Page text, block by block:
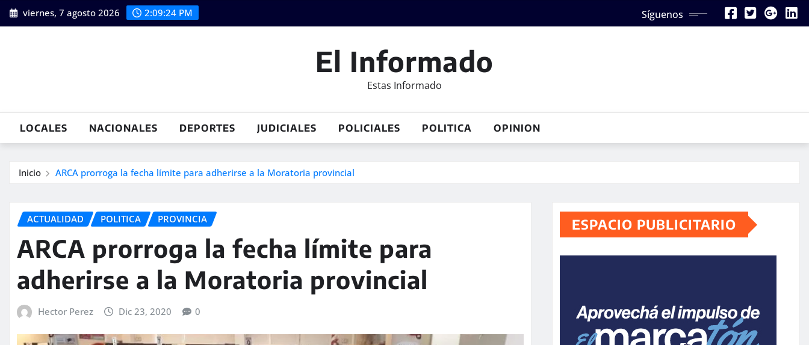
Saltar
al
viernes, 7 agosto 2026 2:09:25 PM Síguenos
El Informado
Estas Informado
LOCALES NACIONALES DEPORTES JUDICIALES POLICIALES POLITICA OPINION
Inicio ARCA prorroga la fecha límite para adherirse a la Moratoria provincial
ACTUALIDAD POLITICA PROVINCIA
ARCA prorroga la fecha límite para
adherirse a la Moratoria provincial
Hector Perez Dic 23, 2020 0
ESPACIO PUBLICITARIO